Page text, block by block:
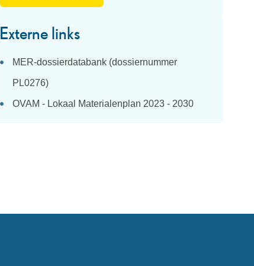
Externe links
MER-dossierdatabank (dossiernummer
PL0276)
OVAM - Lokaal Materialenplan 2023 - 2030